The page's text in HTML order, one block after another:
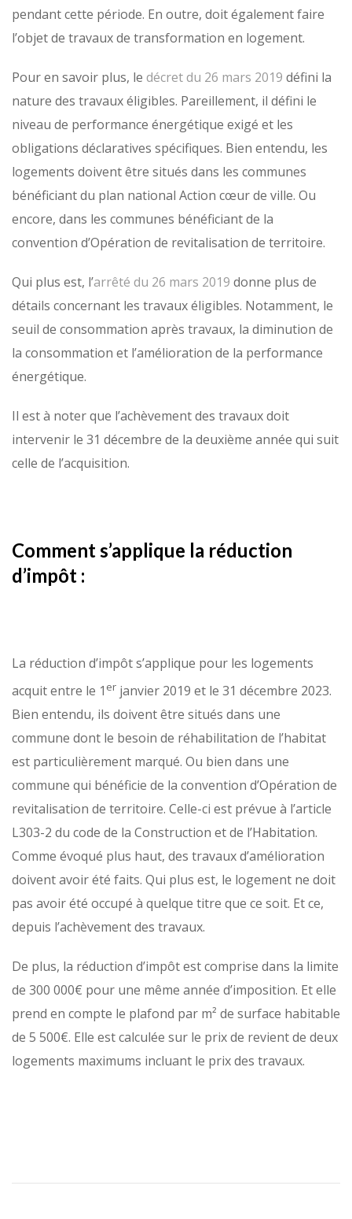
pendant cette période. En outre, doit également faire
l’objet de travaux de transformation en logement.
Pour en savoir plus, le décret du 26 mars 2019 défini la
nature des travaux éligibles. Pareillement, il défini le
niveau de performance énergétique exigé et les
obligations déclaratives spécifiques. Bien entendu, les
logements doivent être situés dans les communes
bénéficiant du plan national Action cœur de ville. Ou
encore, dans les communes bénéficiant de la
convention d’Opération de revitalisation de territoire.
Qui plus est, l’arrêté du 26 mars 2019 donne plus de
détails concernant les travaux éligibles. Notamment, le
seuil de consommation après travaux, la diminution de
la consommation et l’amélioration de la performance
énergétique.
Il est à noter que l’achèvement des travaux doit
intervenir le 31 décembre de la deuxième année qui suit
celle de l’acquisition.
Comment s’applique la réduction
d’impôt :
La réduction d’impôt s’applique pour les logements
acquit entre le 1 er janvier 2019 et le 31 décembre 2023.
Bien entendu, ils doivent être situés dans une
commune dont le besoin de réhabilitation de l’habitat
est particulièrement marqué. Ou bien dans une
commune qui bénéficie de la convention d’Opération de
revitalisation de territoire. Celle-ci est prévue à l’article
L303-2 du code de la Construction et de l’Habitation.
Comme évoqué plus haut, des travaux d’amélioration
doivent avoir été faits. Qui plus est, le logement ne doit
pas avoir été occupé à quelque titre que ce soit. Et ce,
depuis l’achèvement des travaux.
De plus, la réduction d’impôt est comprise dans la limite
de 300 000€ pour une même année d’imposition. Et elle
prend en compte le plafond par m² de surface habitable
de 5 500€. Elle est calculée sur le prix de revient de deux
logements maximums incluant le prix des travaux.